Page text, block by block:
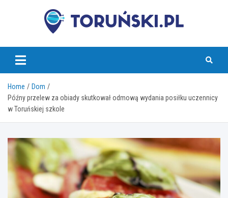
torunski.pl
Home
Dom
Późny przelew za obiady skutkował odmową wydania posiłku uczennicy
w Toruńskiej szkole